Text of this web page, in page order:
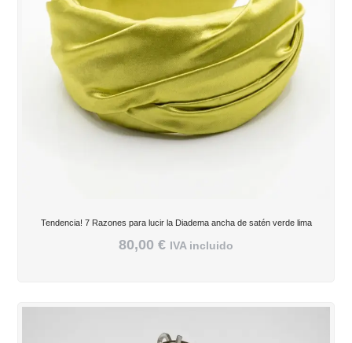
Tendencia! 7 Razones para lucir la Diadema ancha de satén verde lima
80,00 € IVA incluido